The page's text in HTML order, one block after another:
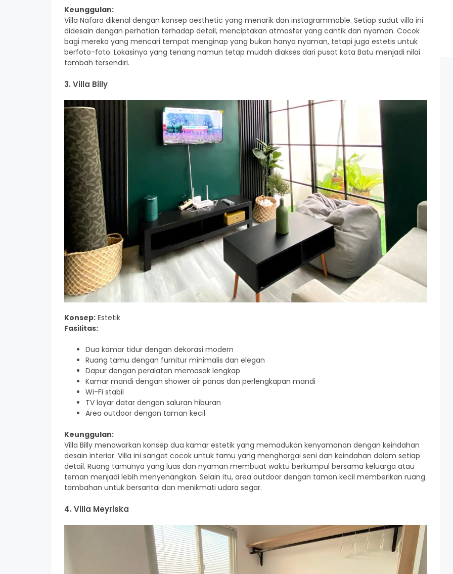
Keunggulan:
Villa Nafara dikenal dengan konsep aesthetic yang menarik dan instagrammable. Setiap sudut villa ini
didesain dengan perhatian terhadap detail, menciptakan atmosfer yang cantik dan nyaman. Cocok
bagi mereka yang mencari tempat menginap yang bukan hanya nyaman, tetapi juga estetis untuk
berfoto-foto. Lokasinya yang tenang namun tetap mudah diakses dari pusat kota Batu menjadi nilai
tambah tersendiri.
3. Villa Billy
Konsep: Estetik
Fasilitas:
Dua kamar tidur dengan dekorasi modern
Ruang tamu dengan furnitur minimalis dan elegan
Dapur dengan peralatan memasak lengkap
Kamar mandi dengan shower air panas dan perlengkapan mandi
Wi-Fi stabil
TV layar datar dengan saluran hiburan
Area outdoor dengan taman kecil
Keunggulan:
Villa Billy menawarkan konsep dua kamar estetik yang memadukan kenyamanan dengan keindahan
desain interior. Villa ini sangat cocok untuk tamu yang menghargai seni dan keindahan dalam setiap
detail. Ruang tamunya yang luas dan nyaman membuat waktu berkumpul bersama keluarga atau
teman menjadi lebih menyenangkan. Selain itu, area outdoor dengan taman kecil memberikan ruang
tambahan untuk bersantai dan menikmati udara segar.
4. Villa Meyriska